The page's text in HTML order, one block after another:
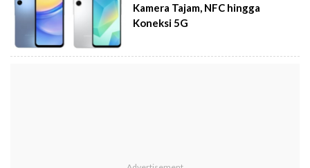
Kamera Tajam, NFC hingga
Koneksi 5G